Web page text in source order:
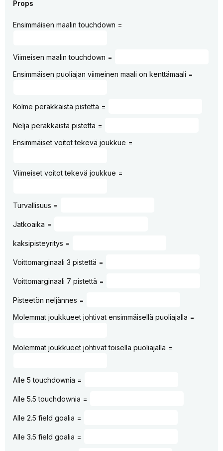
Props
Ensimmäisen maalin touchdown =
Viimeisen maalin touchdown =
Ensimmäisen puoliajan viimeinen maali on kenttämaali =
Kolme peräkkäistä pistettä =
Neljä peräkkäistä pistettä =
Ensimmäiset voitot tekevä joukkue =
Viimeiset voitot tekevä joukkue =
Turvallisuus =
Jatkoaika =
kaksipisteyritys =
Voittomarginaali 3 pistettä =
Voittomarginaali 7 pistettä =
Pisteetön neljännes =
Molemmat joukkueet johtivat ensimmäisellä puoliajalla =
Molemmat joukkueet johtivat toisella puoliajalla =
Alle 5 touchdownia =
Alle 5.5 touchdownia =
Alle 2.5 field goalia =
Alle 3.5 field goalia =